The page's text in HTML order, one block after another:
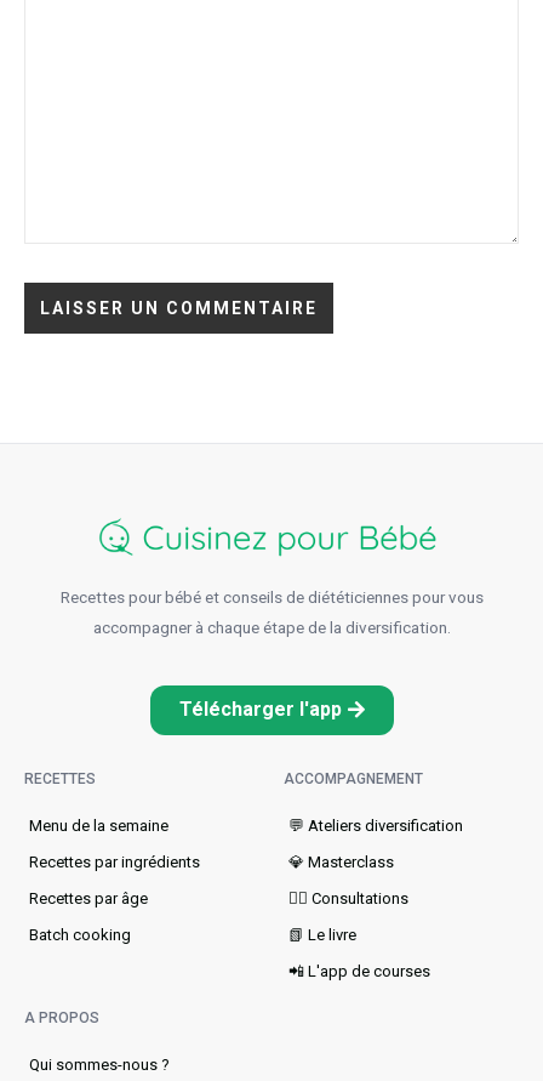
Recettes pour bébé et conseils de diététiciennes pour vous
accompagner à chaque étape de la diversification.
Télécharger l'app
RECETTES
Menu de la semaine​
Recettes par ingrédients
Recettes par âge
Batch cooking
ACCOMPAGNEMENT
💬 Ateliers diversification
💎 Masterclass
👩‍⚕️ Consultations
📗 Le livre
📲 L'app de courses
A PROPOS
Qui sommes-nous ?